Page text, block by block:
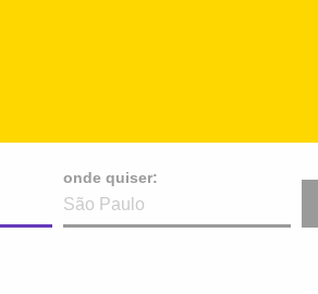
onde quiser: